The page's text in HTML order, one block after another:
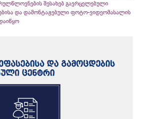
შესახებ გავრცელებული
და დამონტაჟებული ფოტო-ვიდეომასალის